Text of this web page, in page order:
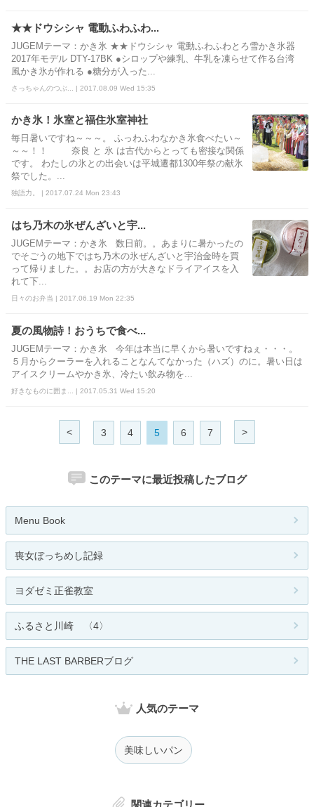
★★ドウシシャ 電動ふわふわ...
JUGEMテーマ：かき氷 ★★ドウシシャ 電動ふわふわとろ雪かき氷器
2017年モデル DTY-17BK ●シロップや練乳、牛乳を凍らせて作る台湾
風かき氷が作れる ●糖分が入った...
さっちゃんのつぶ... | 2017.08.09 Wed 15:35
かき氷！氷室と福住氷室神社
毎日暑いですね～～～。 ふっわふわなかき氷食べたい～
～～！！ 奈良 と 氷 は古代からとっても密接な関係
です。 わたしの氷との出会いは平城遷都1300年祭の献氷
祭でした。...
独語力。 | 2017.07.24 Mon 23:43
はち乃木の氷ぜんざいと宇...
JUGEMテーマ：かき氷 数日前。。あまりに暑かったの
でそごうの地下ではち乃木の氷ぜんざいと宇治金時を買
って帰りました。。お店の方が大きなドライアイスを入
れて下...
日々のお弁当 | 2017.06.19 Mon 22:35
夏の風物詩！おうちで食べ...
JUGEMテーマ：かき氷 今年は本当に早くから暑いですねぇ・・・。
５月からクーラーを入れることなんてなかった（ハズ）のに。暑い日は
アイスクリームやかき氷、冷たい飲み物を...
好きなものに囲ま... | 2017.05.31 Wed 15:20
< 3 4 5 6 7 >
このテーマに最近投稿したブログ
Menu Book
喪女ぼっちめし記録
ヨダゼミ正雀教室
ふるさと川崎 〈4〉
THE LAST BARBERブログ
人気のテーマ
美味しいパン
関連カテゴリー